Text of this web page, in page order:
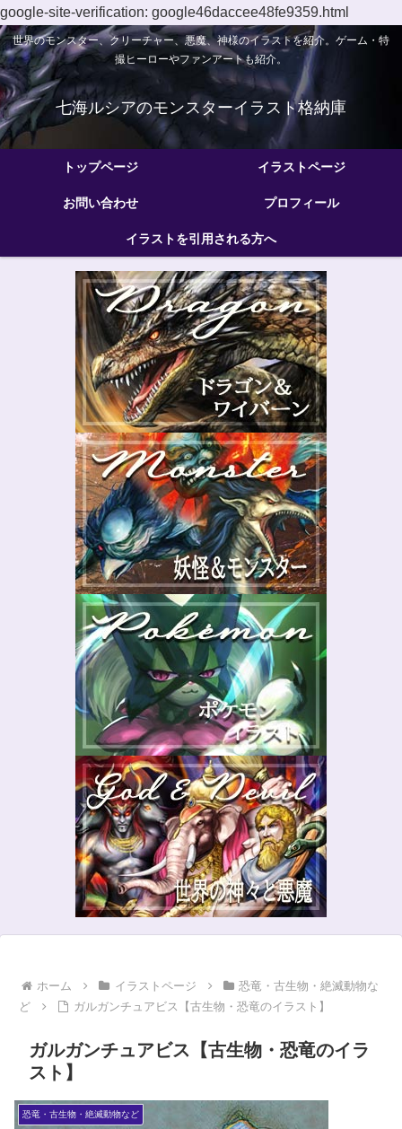
google-site-verification: google46daccee48fe9359.html
世界のモンスター、クリーチャー、悪魔、神様のイラストを紹介。ゲーム・特
撮ヒーローやファンアートも紹介。
七海ルシアのモンスターイラスト格納庫
トップページ イラストページ
お問い合わせ プロフィール
イラストを引用される方へ
ホーム イラストページ
恐竜・古生物・絶滅動物な
ど
ガルガンチュアビス【古生物・恐竜のイラスト】
ガルガンチュアビス【古生物・恐竜のイラ
スト】
恐竜・古生物・絶滅動物など